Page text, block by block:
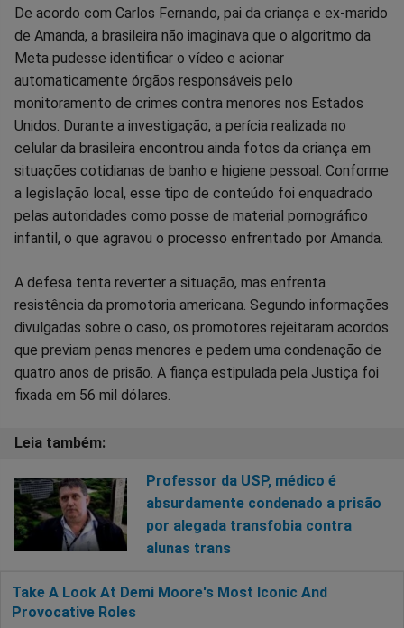
De acordo com Carlos Fernando, pai da criança e ex-marido
de Amanda, a brasileira não imaginava que o algoritmo da
Meta pudesse identificar o vídeo e acionar
automaticamente órgãos responsáveis pelo
monitoramento de crimes contra menores nos Estados
Unidos. Durante a investigação, a perícia realizada no
celular da brasileira encontrou ainda fotos da criança em
situações cotidianas de banho e higiene pessoal. Conforme
a legislação local, esse tipo de conteúdo foi enquadrado
pelas autoridades como posse de material pornográfico
infantil, o que agravou o processo enfrentado por Amanda.
A defesa tenta reverter a situação, mas enfrenta
resistência da promotoria americana. Segundo informações
divulgadas sobre o caso, os promotores rejeitaram acordos
que previam penas menores e pedem uma condenação de
quatro anos de prisão. A fiança estipulada pela Justiça foi
fixada em 56 mil dólares.
Professor da USP, médico é
absurdamente condenado a prisão
por alegada transfobia contra
alunas trans